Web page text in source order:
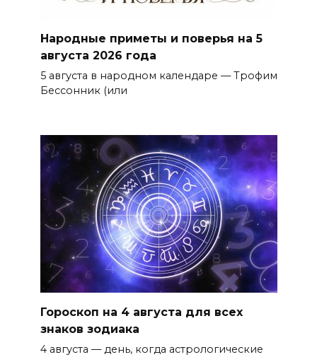
Народные приметы и поверья на 5
августа 2026 года
5 августа в народном календаре — Трофим
Бессонник (или
Гороскоп на 4 августа для всех
знаков зодиака
4 августа — день, когда астрологические